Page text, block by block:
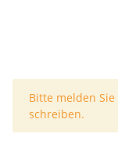
x
Bitte melden
schreiben.